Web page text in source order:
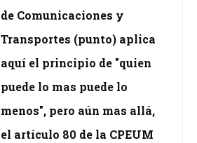
de Comunicaciones y
Transportes (punto) aplica
aquí el principio de "quien
puede lo mas puede lo
menos", pero aún mas allá,
el artículo 80 de la CPEUM